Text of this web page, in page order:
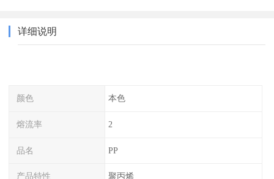
详细说明
颜色 本色
熔流率 2
品名 PP
产品特性 聚丙烯